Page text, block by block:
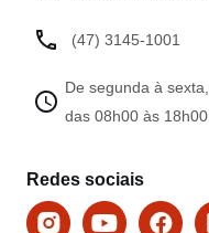
(47) 3145-1001
De segunda à sexta,
das 08h00 às 18h00.
Redes sociais